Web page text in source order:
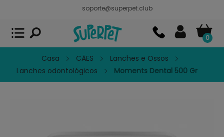
soporte@superpet.club
0
Casa CÃES
Lanches e Ossos
Lanches odontológicos
Moments Dental 500 Gr
Superpet, comida para mascotas
APP GRATIS - En Google Play